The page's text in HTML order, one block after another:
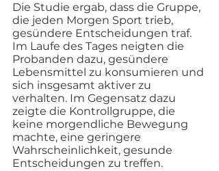
Die Studie ergab, dass die Gruppe,
die jeden Morgen Sport trieb,
gesündere Entscheidungen traf.
Im Laufe des Tages neigten die
Probanden dazu, gesündere
Lebensmittel zu konsumieren und
sich insgesamt aktiver zu
verhalten. Im Gegensatz dazu
zeigte die Kontrollgruppe, die
keine morgendliche Bewegung
machte, eine geringere
Wahrscheinlichkeit, gesunde
Entscheidungen zu treffen.